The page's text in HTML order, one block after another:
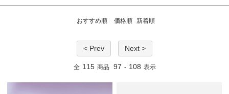
おすすめ順 価格順 新着順
< Prev Next >
全 115 商品 97 - 108 表示